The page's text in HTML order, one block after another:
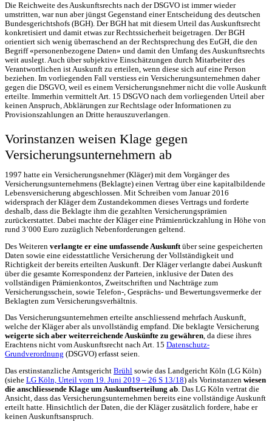
Die Reichweite des Auskunftsrechts nach der DSGVO ist immer wieder
umstritten, war nun aber jüngst Gegenstand einer Entscheidung des deutschen
Bundesgerichtshofs (BGH). Der BGH hat mit diesem Urteil das Auskunftsrecht
konkretisiert und damit etwas zur Rechtssicherheit beigetragen. Der BGH
orientiert sich wenig überraschend an der Rechtsprechung des EuGH, die den
Begriff «personenbezogene Daten» und damit den Umfang des Auskunftsrechts
weit auslegt. Auch über subjektive Einschätzungen durch Mitarbeiter des
Verantwortlichen ist Auskunft zu erteilen, wenn diese sich auf eine Person
beziehen. Im vorliegenden Fall verstiess ein Versicherungsunternehmen daher
gegen die DSGVO, weil es einem Versicherungsnehmer nicht die volle Auskunft
erteilte. Immerhin vermittelt Art. 15 DSGVO nach dem vorliegenden Urteil aber
keinen Anspruch, Abklärungen zur Rechtslage oder Informationen zu
Provisionszahlungen an Dritte herauszuverlangen.
Vorinstanzen weisen Klage gegen
Versicherungsunternehmern ab
1997 hatte ein Versicherungsnehmer (Kläger) mit dem Vorgänger des
Versicherungsunternehmens (Beklagte) einen Vertrag über eine kapitalbildende
Lebensversicherung abgeschlossen. Mit Schreiben vom Januar 2016
widersprach der Kläger dem Zustandekommen dieses Vertrags und forderte
deshalb, dass die Beklagte ihm die gezahlten Versicherungsprämien
zurückerstattet. Dabei machte der Kläger eine Prämienrückzahlung in Höhe von
rund 3’000 Euro zuzüglich Nebenforderungen geltend.
Des Weiteren verlangte er eine umfassende Auskunft über seine gespeicherten
Daten sowie eine eidesstattliche Versicherung der Vollständigkeit und
Richtigkeit der bereits erteilten Auskunft. Der Kläger verlangte dabei Auskunft
über die gesamte Korrespondenz der Parteien, inklusive der Daten des
vollständigen Prämienkontos, Zweitschriften und Nachträge zum
Versicherungsschein, sowie Telefon-, Gesprächs- und Bewertungsvermerke der
Beklagten zum Versicherungsverhältnis.
Das Versicherungsunternehmen erteilte anschliessend mehrfach Auskunft,
welche der Kläger aber als unvollständig empfand. Die beklagte Versicherung
weigerte sich aber weiterreichende Auskünfte zu gewähren, da diese ihres
Erachtens nicht vom Auskunftsrecht nach Art. 15 Datenschutz-
Grundverordnung (DSGVO) erfasst seien.
Das erstinstanzliche Amtsgericht Brühl sowie das Landgericht Köln (LG Köln)
(siehe LG Köln, Urteil vom 19. Juni 2019 – 26 S 13/18) als Vorinstanzen wiesen
die anschliessende Klage um Auskunftserteilung ab. Das LG Köln vertrat die
Ansicht, dass das Versicherungsunternehmen bereits eine vollständige Auskunft
erteilt hatte. Hinsichtlich der Daten, die der Kläger zusätzlich fordere, habe er
keinen Auskunftsanspruch.